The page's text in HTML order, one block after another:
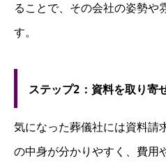
ることで、その会社の姿勢や
す。
ステップ2：資料を取り寄
気になった葬儀社には資料請
の中身が分かりやすく、費用